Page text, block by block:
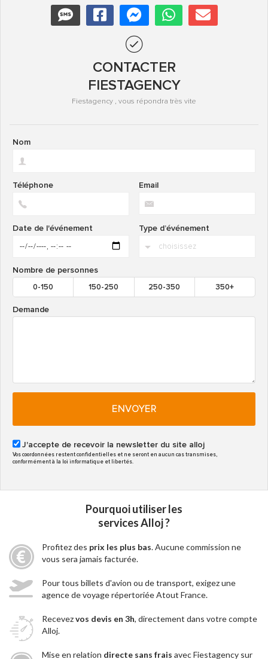
CONTACTER
FIESTAGENCY
Fiestagency , vous répondra très vite
Nom
Email
Téléphone
Type d’événement
Date de l'événement
Nombre de personnes
0-150 150-250 250-350 350+
Demande
ENVOYER
J'accepte de recevoir la newsletter du site alloj
Vos coordonnées restent confidentielles et ne seront en aucun cas transmises,
conformément à la loi informatique et libertés.
Pourquoi utiliser les
services Alloj ?
Profitez des prix les plus bas. Aucune commission ne
vous sera jamais facturée.
Pour tous billets d'avion ou de transport, exigez une
agence de voyage répertoriée Atout France.
Recevezvos devis en 3h, directement dans votre compte
Alloj.
Mise en relation directe sans frais avec Fiestagency sur